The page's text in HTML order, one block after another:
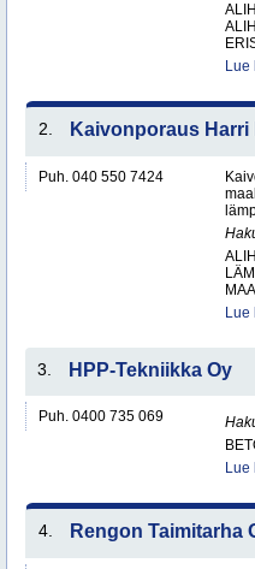
Lue
2. Kaivonporaus Harri
Puh. 040 550 7424
Lue
3. HPP-Tekniikka Oy
Puh. 0400 735 069
Lue
4. Rengon Taimitarha